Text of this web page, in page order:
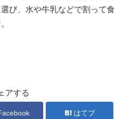
び、水や牛乳などで割って食
アする
はてブ